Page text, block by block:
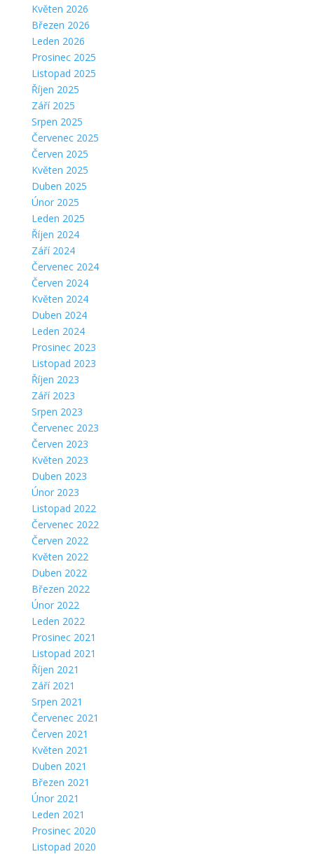
Květen 2026
Březen 2026
Leden 2026
Prosinec 2025
Listopad 2025
Říjen 2025
Září 2025
Srpen 2025
Červenec 2025
Červen 2025
Květen 2025
Duben 2025
Únor 2025
Leden 2025
Říjen 2024
Září 2024
Červenec 2024
Červen 2024
Květen 2024
Duben 2024
Leden 2024
Prosinec 2023
Listopad 2023
Říjen 2023
Září 2023
Srpen 2023
Červenec 2023
Červen 2023
Květen 2023
Duben 2023
Únor 2023
Listopad 2022
Červenec 2022
Červen 2022
Květen 2022
Duben 2022
Březen 2022
Únor 2022
Leden 2022
Prosinec 2021
Listopad 2021
Říjen 2021
Září 2021
Srpen 2021
Červenec 2021
Červen 2021
Květen 2021
Duben 2021
Březen 2021
Únor 2021
Leden 2021
Prosinec 2020
Listopad 2020